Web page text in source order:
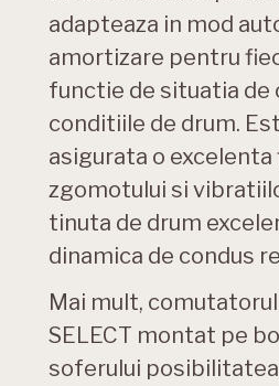
adapteaza in mod
amortizare pentru
functie de situatia de
conditiile de drum.
asigurata o
zgomotului si
tinuta de drum
dinamica de condus
Mai mult, comutatorul
SELECT montat pe
soferului posibilitatea